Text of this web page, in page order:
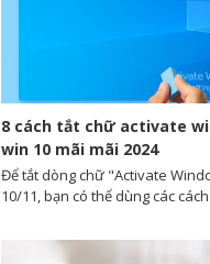
8 cách tắt chữ activate
win 10 mãi mãi 2024
Để tắt dòng chữ "Activate
10/11, bạn có thể dùng các
hoặc dùng công cụ kích hoạt
Microsoft Toolkit, KMSpico,